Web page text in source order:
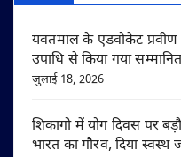
यवतमाल के एडवोकेट प्रवीण
उपाधि से किया गया
जुलाई 18, 2026
शिकागो में योग दिवस पर
भारत का गौरव, दिया